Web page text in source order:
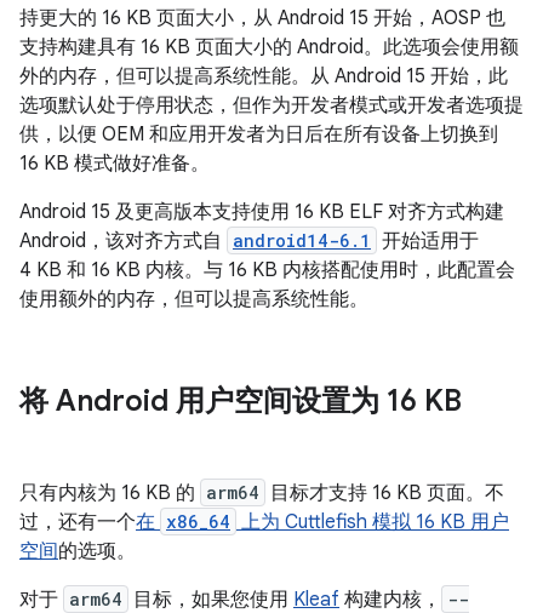
持更大的 16 KB 页面大小，从 Android 15 开始，AOSP 也
支持构建具有 16 KB 页面大小的 Android。此选项会使用额
外的内存，但可以提高系统性能。从 Android 15 开始，此
选项默认处于停用状态，但作为开发者模式或开发者选项提
供，以便 OEM 和应用开发者为日后在所有设备上切换到
16 KB 模式做好准备。
Android 15 及更高版本支持使用 16 KB ELF 对齐方式构建
Android，该对齐方式自
android14-6.1
开始适用于
4 KB 和 16 KB 内核。与 16 KB 内核搭配使用时，此配置会
使用额外的内存，但可以提高系统性能。
将 Android 用户空间设置为 16 KB
只有内核为 16 KB 的 arm64
目标才支持 16 KB 页面。不
过，还有一个在 x86_64 上为 Cuttlefish 模拟 16 KB 用户
空间的选项。
对于 arm64 目标，如果您使用 Kleaf 构建内核，
--